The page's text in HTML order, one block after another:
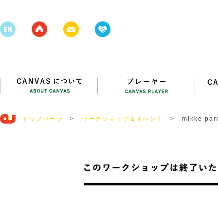
トップページ > ワークショップ＆イベント > mikke